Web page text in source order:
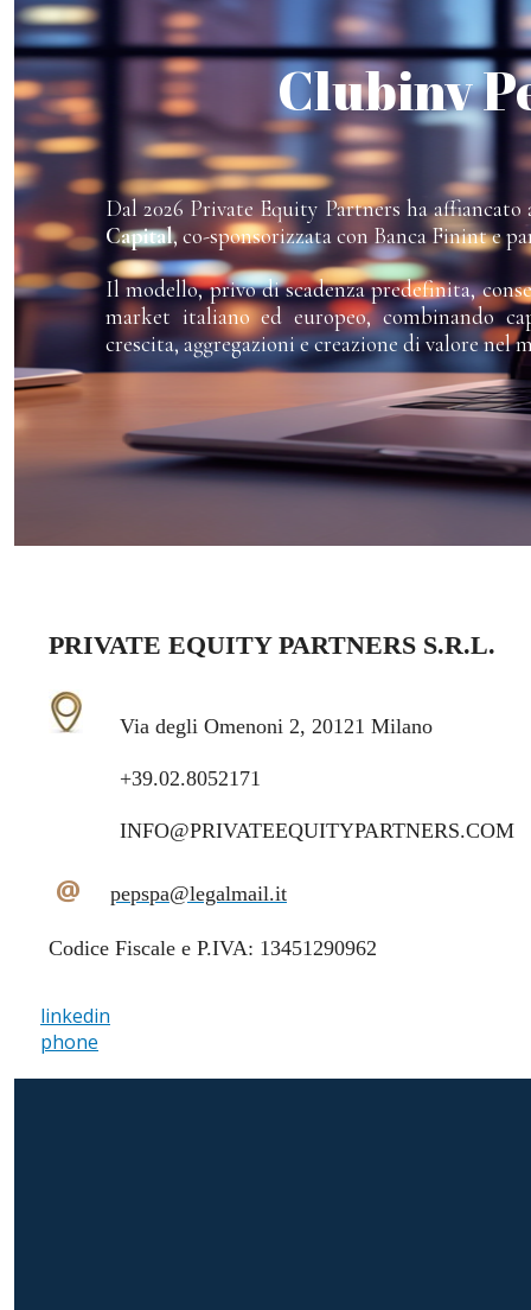
Clubinv
Dal 2026 Private Equity Partners ha
Capital, co-sponsorizzata con Banca Finint e
Il modello, privo di scadenza predefinita,
market italiano ed europeo, combinando
crescita, aggregazioni e creazione di valore nel
PRIVATE EQUITY PARTNERS S.R.L.
Via degli Omenoni 2, 20121 Milano
+39.02.8052171
INFO@PRIVATEEQUITYPARTNERS.COM
@ pepspa@legalmail.it
Codice Fiscale e P.IVA: 13451290962
linkedin
phone